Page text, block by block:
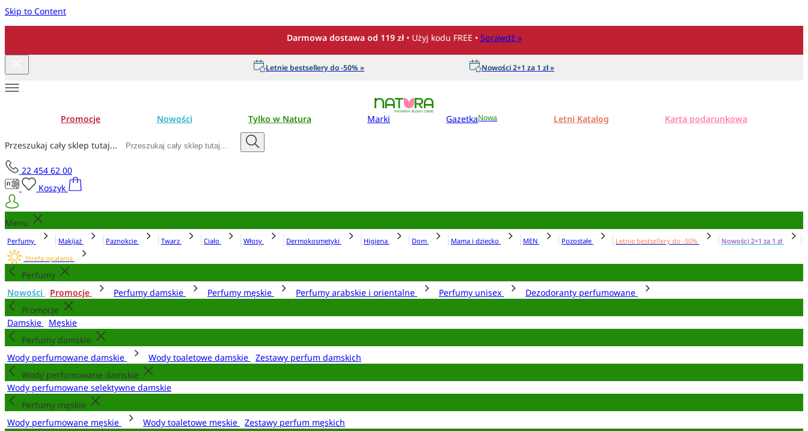
Skip to Content
Darmowa dostawa od 119 zł • Użyj kodu FREE • Sprawdź »
Letnie bestsellery do -50% » Nowości 2+1 za 1 zł »
Promocje Nowości Tylko w Natura Marki GazetkaNowa Letni Katalog Karta podarunkowa
Przeszukaj cały sklep tutaj...
22 454 62 00
Koszyk
Menu
Perfumy Makijaż Paznokcie Twarz Ciało Włosy Dermokosmetyki Higiena Dom Mama i dziecko MEN Pozostałe Letnie bestsellery do -50%
Nowości 2+1 za 1 zł
Strefa opalania
Perfumy
Nowości
Promocje Perfumy damskie Perfumy męskie Perfumy arabskie i orientalne Perfumy unisex
Dezodoranty perfumowane
Promocje
Damskie
Męskie
Perfumy damskie
Wody perfumowane damskie
Wody toaletowe damskie
Zestawy perfum damskich
Wody perfumowane damskie
Wody perfumowane selektywne damskie
Perfumy męskie
Wody perfumowane męskie
Wody toaletowe męskie
Zestawy perfum męskich